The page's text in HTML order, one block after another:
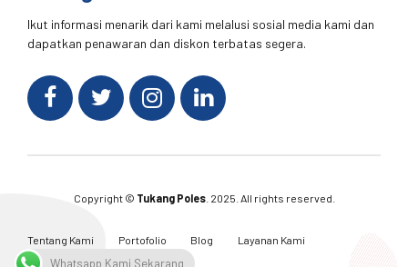
Ikut informasi menarik dari kami melalusi sosial media kami dan
dapatkan penawaran dan diskon terbatas segera.
Copyright © Tukang Poles. 2025. All rights reserved.
Tentang Kami Portofolio Blog
Layanan Kami
Kontak Kami
Whatsapp Kami Sekarang